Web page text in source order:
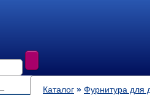
Каталог » Фурнитура для